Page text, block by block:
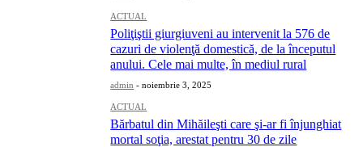
ACTUAL
Poliţiştii giurgiuveni au intervenit la 576 de
cazuri de violenţă domestică, de la începutul
anului. Cele mai multe, în mediul rural
admin - noiembrie 3, 2025
ACTUAL
Bărbatul din Mihăileşti care şi-ar fi înjunghiat
mortal soţia, arestat pentru 30 de zile